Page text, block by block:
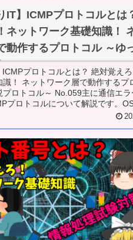
IT】ICMPプロトコルとは
ネットワーク基礎知識！
動作するプロトコル ～ゆ
コル～ No.059
ICMPプロトコルとは？ 絶対覚え
識！ ネットワーク層で動作するプ
プロトコル～ No.059主に通信エラ
プロトコルについて解説です。